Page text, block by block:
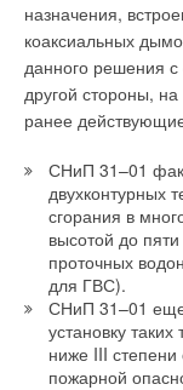
назначения,
коаксиальных
данного решения с
другой стороны,
ранее
СНиП 31–01
двухконтурных
сгорания в
высотой до
проточных
для ГВС).
СНиП 31–01 еще
установку
ниже III степени
пожарной